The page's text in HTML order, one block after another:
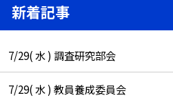
新着記事
7/29( 水 ) 調査研究部会
7/29( 水 ) 教員養成委員会